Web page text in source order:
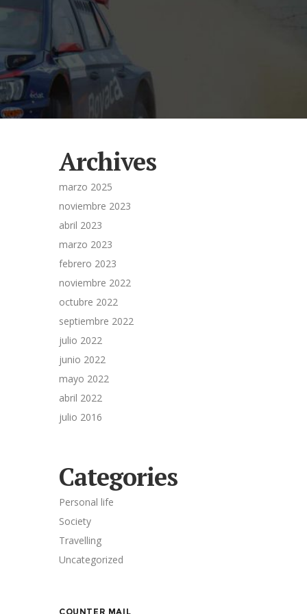
Archives
marzo 2025
noviembre 2023
abril 2023
marzo 2023
febrero 2023
noviembre 2022
octubre 2022
septiembre 2022
julio 2022
junio 2022
mayo 2022
abril 2022
julio 2016
Categories
Personal life
Society
Travelling
Uncategorized
COUNTER MAIL